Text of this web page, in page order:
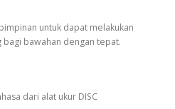
untuk dapat melakukan
bagi bawahan dengan tepat.
dari alat ukur DISC